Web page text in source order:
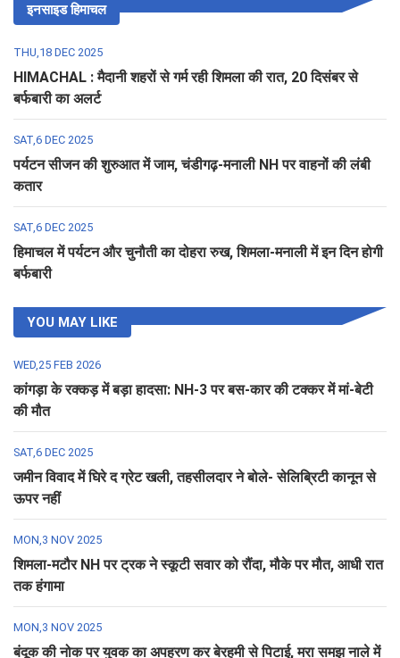
इनसाइड हिमाचल
THU,18 DEC 2025
HIMACHAL : मैदानी शहरों से गर्म रही शिमला की रात, 20 दिसंबर से
बर्फबारी का अलर्ट
SAT,6 DEC 2025
पर्यटन सीजन की शुरुआत में जाम, चंडीगढ़-मनाली NH पर वाहनों की लंबी
कतार
SAT,6 DEC 2025
हिमाचल में पर्यटन और चुनौती का दोहरा रुख, शिमला-मनाली में इन दिन होगी
बर्फबारी
YOU MAY LIKE
WED,25 FEB 2026
कांगड़ा के रक्कड़ में बड़ा हादसा: NH-3 पर बस-कार की टक्कर में मां-बेटी
की मौत
SAT,6 DEC 2025
जमीन विवाद में घिरे द ग्रेट खली, तहसीलदार ने बोले- सेलिब्रिटी कानून से
ऊपर नहीं
MON,3 NOV 2025
शिमला-मटौर NH पर ट्रक ने स्कूटी सवार को रौंदा, मौके पर मौत, आधी रात
तक हंगामा
MON,3 NOV 2025
बंदूक की नोक पर युवक का अपहरण कर बेरहमी से पिटाई, मरा समझ नाले में